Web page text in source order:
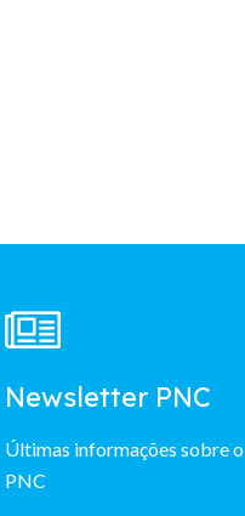
Newsletter PNC
Últimas informações sobre o
PNC